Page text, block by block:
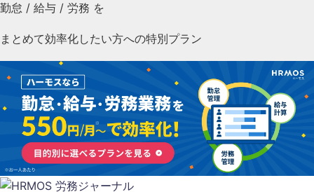
勤怠 / 給与 / 労務 を
まとめて効率化したい方への特別プラン